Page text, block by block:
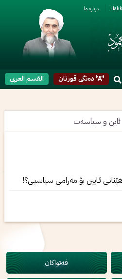
دربارە ما
القسم العربي دەنگی قورئان
فەتواکان
و سیاسەت
ئـایین بۆ مەرامـی سیاسیـی؟!